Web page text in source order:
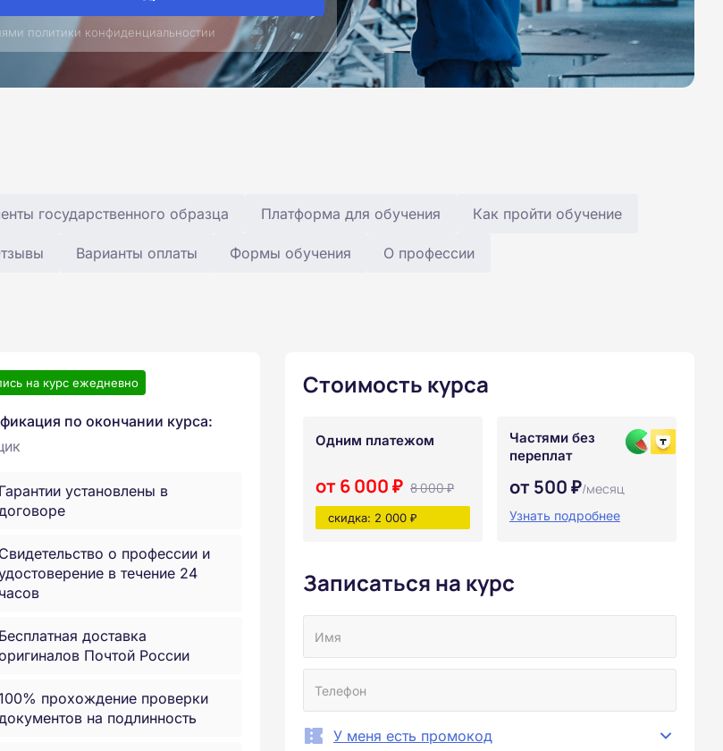
политики конфиденциальностии
государственного образца Платформа для обучения Как пройти обучение
Варианты оплаты Формы обучения О профессии
на курс ежедневно
по окончании курса:
Гарантии установлены в
Свидетельство о профессии и
в течение 24
часов
Бесплатная доставка
Почтой России
прохождение проверки
на подлинность
Стоимость курса
Одним платежом
от 6 000 ₽ 8 000 ₽
скидка: 2 000 ₽
Частями без
переплат
от 500 ₽/месяц
Узнать подробнее
Записаться на курс
У меня есть промокод